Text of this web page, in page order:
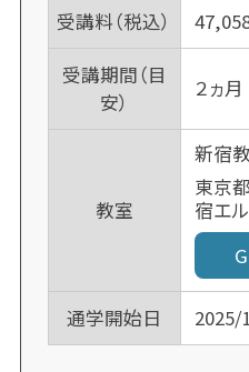
受講料（税込）
受講期間（目
安）
２ヵ月
教室
新宿
東京
宿エ
通学開始日 2025/